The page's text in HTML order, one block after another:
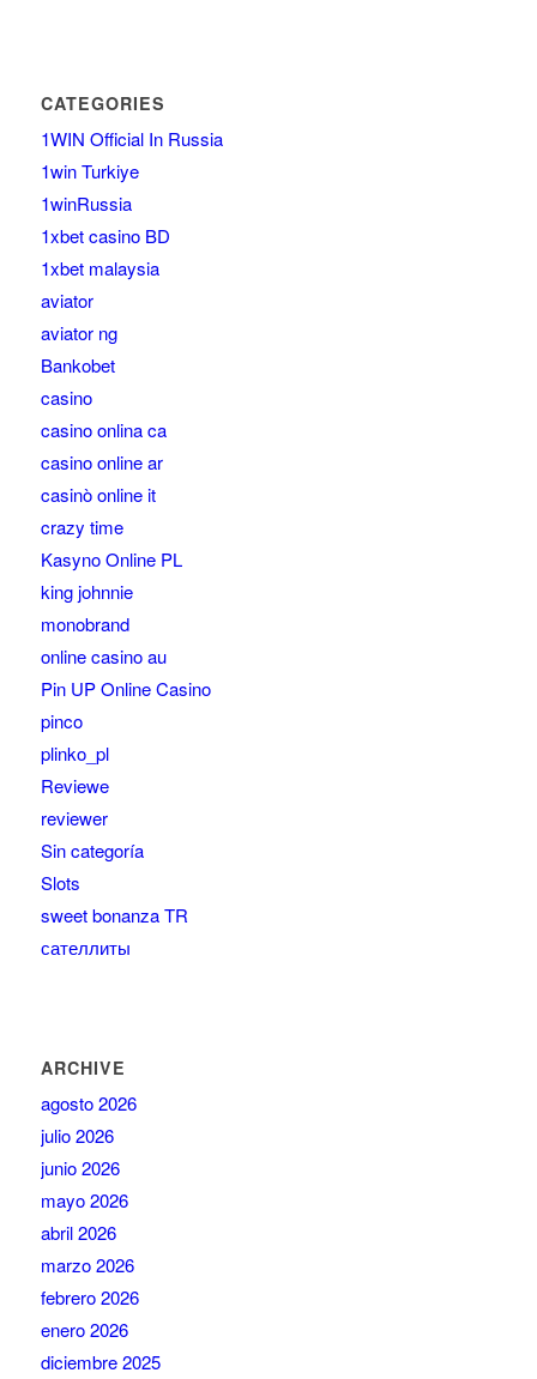
CATEGORIES
1WIN Official In Russia
1win Turkiye
1winRussia
1xbet casino BD
1xbet malaysia
aviator
aviator ng
Bankobet
casino
casino onlina ca
casino online ar
casinò online it
crazy time
Kasyno Online PL
king johnnie
monobrand
online casino au
Pin UP Online Casino
pinco
plinko_pl
Reviewe
reviewer
Sin categoría
Slots
sweet bonanza TR
сателлиты
ARCHIVE
agosto 2026
julio 2026
junio 2026
mayo 2026
abril 2026
marzo 2026
febrero 2026
enero 2026
diciembre 2025